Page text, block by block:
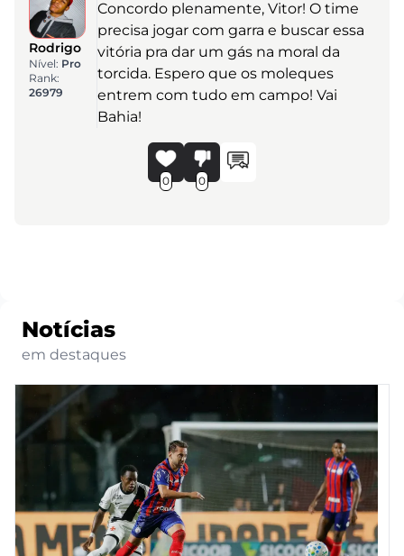
Rodrigo
Nível: Pro
Rank:
26979
Concordo plenamente, Vitor! O time
precisa jogar com garra e buscar essa
vitória pra dar um gás na moral da
torcida. Espero que os moleques
entrem com tudo em campo! Vai
Bahia!
0 0
Notícias
em destaques